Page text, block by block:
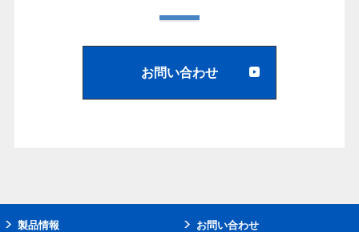
お問い合わせ
製品情報
お問い合わせ